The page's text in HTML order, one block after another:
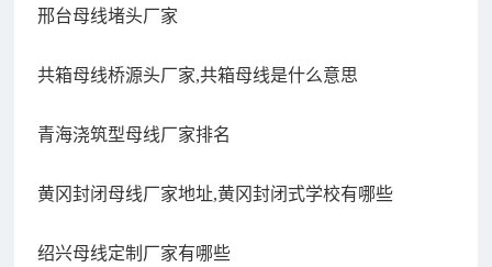
邢台母线堵头厂家
共箱母线桥源头厂家,共箱母线是什么意思
青海浇筑型母线厂家排名
黄冈封闭母线厂家地址,黄冈封闭式学校有哪些
绍兴母线定制厂家有哪些